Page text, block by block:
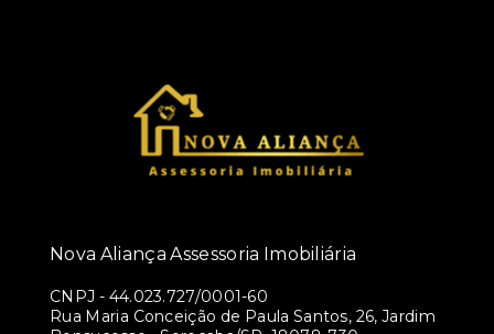
Nova Aliança Assessoria Imobiliária
CNPJ - 44.023.727/0001-60
Rua Maria Conceição de Paula Santos, 26, Jardim